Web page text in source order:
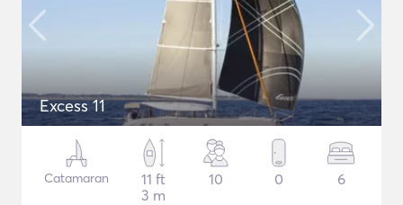
Excess 11
Catamaran
11 ft
3 m
10 0 6